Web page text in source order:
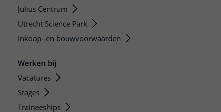
Julius Centrum
Utrecht Science Park
Inkoop- en bouwvoorwaarden
Werken bij
Vacatures
Stages
Traineeships